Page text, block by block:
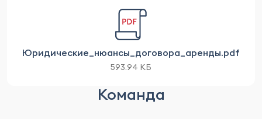
Юридические_нюансы_договора_аренды.pdf
593.94 КБ
Команда